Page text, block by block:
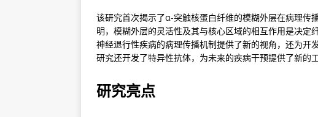
该研究首次揭示了α-突触核蛋白纤维的模糊外层在病理传
明，模糊外层的灵活性及其与核心区域的相互作用是决
神经退行性疾病的病理传播机制提供了新的视角，还为开
研究还开发了特异性抗体，为未来的疾病干预提供了新的工
研究亮点